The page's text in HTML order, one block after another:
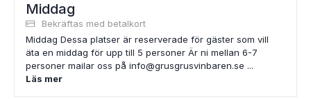
Middag
Bekräftas med betalkort
Middag Dessa platser är reserverade för gäster som vill
äta en middag för upp till 5 personer Är ni mellan 6-7
personer mailar oss på info@grusgrusvinbaren.se ...
Läs mer